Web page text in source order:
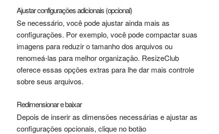
Ajustar configurações adicionais (opcional)
Se necessário, você pode ajustar ainda mais as
configurações. Por exemplo, você pode compactar suas
imagens para reduzir o tamanho dos arquivos ou
renomeá-las para melhor organização. ResizeClub
oferece essas opções extras para lhe dar mais controle
sobre seus arquivos.
Redimensionar e baixar
Depois de inserir as dimensões necessárias e ajustar as
configurações opcionais, clique no botão